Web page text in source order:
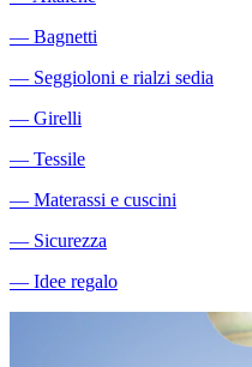
― Bagnetti
― Seggioloni e rialzi sedia
― Girelli
― Tessile
― Materassi e cuscini
― Sicurezza
― Idee regalo